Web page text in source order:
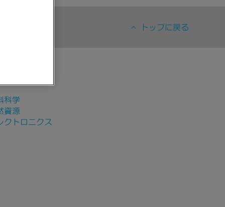
トップに戻る
科学
資源
クトロニクス